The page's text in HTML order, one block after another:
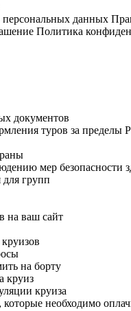
персональных данных
Политика
документов
туров за пределы
мер безопасности
групп
на ваш сайт
на борту
круиз
круиза
которые необходимо